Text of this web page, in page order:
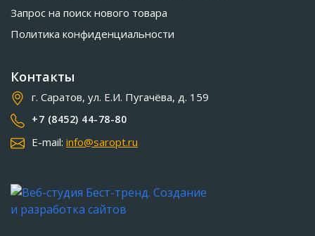
Запрос на поиск нового товара
Политика конфиденциальности
Контакты
г. Саратов, ул. Е.И. Пугачёва, д. 159
+7 (8452) 44-78-80
E-mail: info@saropt.ru